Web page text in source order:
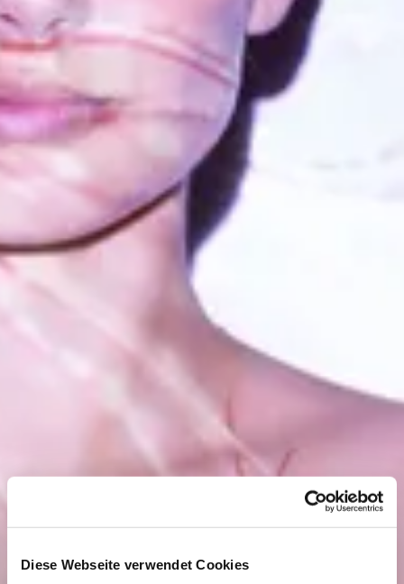
Diese Webseite verwendet Cookies